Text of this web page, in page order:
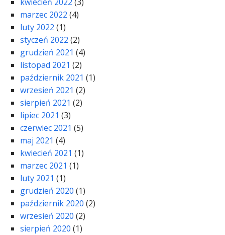
marzec 2022 (4)
luty 2022 (1)
styczeń 2022 (2)
grudzień 2021 (4)
listopad 2021 (2)
październik 2021 (1)
wrzesień 2021 (2)
sierpień 2021 (2)
lipiec 2021 (3)
czerwiec 2021 (5)
maj 2021 (4)
kwiecień 2021 (1)
marzec 2021 (1)
luty 2021 (1)
grudzień 2020 (1)
październik 2020 (2)
wrzesień 2020 (2)
sierpień 2020 (1)